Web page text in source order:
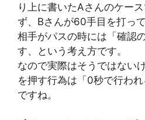
り上に書いたAさんのケー
ず、Bさんが60手目を打っ
相手がパスの時には「確認
す、という考え方です。
なので実際はそうではない
を押す行為は「0秒で行わ
ですね。